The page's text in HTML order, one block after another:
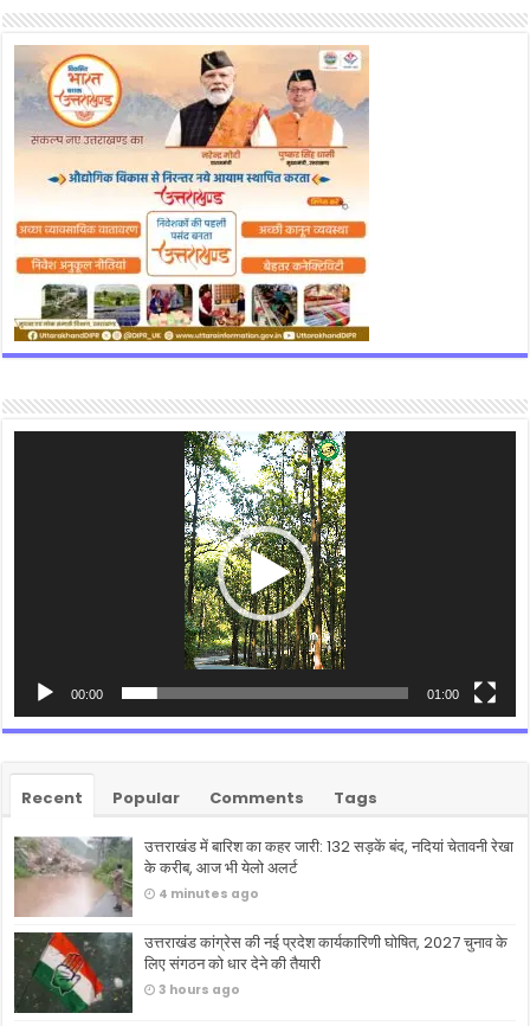
00:00 01:00
Recent Popular Comments Tags
उत्तराखंड में बारिश का कहर जारी: 132 सड़कें बंद, नदियां चेतावनी रेखा
के करीब, आज भी येलो अलर्ट
4 minutes ago
उत्तराखंड कांग्रेस की नई प्रदेश कार्यकारिणी घोषित, 2027 चुनाव के
लिए संगठन को धार देने की तैयारी
3 hours ago